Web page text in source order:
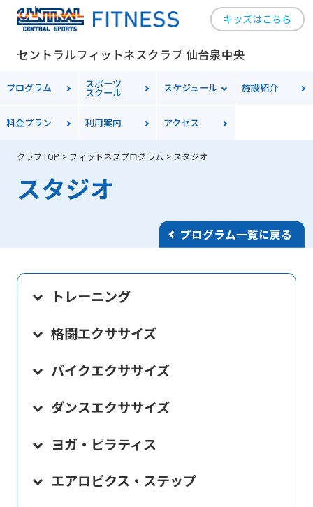
キッズはこちら
セントラルフィットネスクラブ 仙台泉中央
プログラム スポーツ
スクール スケジュール 施設紹介
料金プラン 利用案内 アクセス
クラブTOP フィットネスプログラム スタジオ
スタジオ
プログラム一覧に戻る
トレーニング
格闘エクササイズ
バイクエクササイズ
ダンスエクササイズ
ヨガ・ピラティス
エアロビクス・ステップ